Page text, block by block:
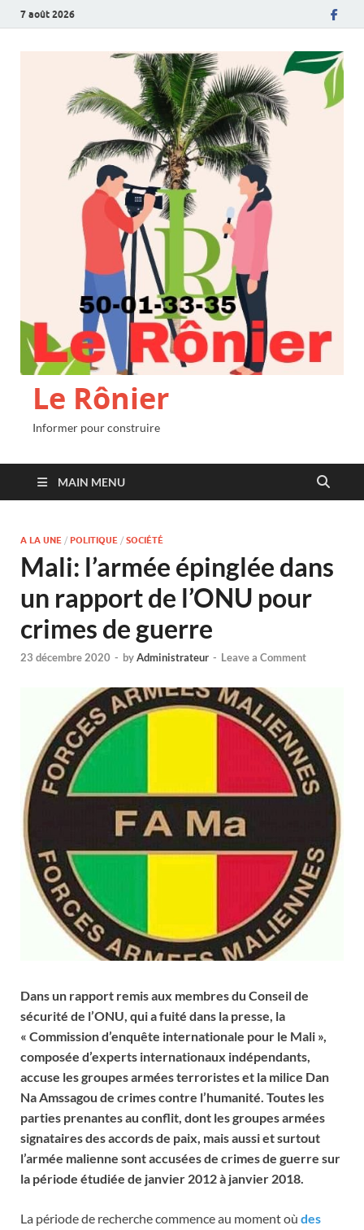
7 août 2026
Le Rônier
Informer pour construire
MAIN MENU
A LA UNE / POLITIQUE / SOCIÉTÉ
Mali: l’armée épinglée dans
un rapport de l’ONU pour
crimes de guerre
23 décembre 2020 - byAdministrateur - Leave a Comment
Dans un rapport remis aux membres du Conseil de
sécurité de l’ONU, qui a fuité dans la presse, la
« Commission d’enquête internationale pour le Mali »,
composée d’experts internationaux indépendants,
accuse les groupes armées terroristes et la milice Dan
Na Amssagou de crimes contre l’humanité. Toutes les
parties prenantes au conflit, dont les groupes armées
signataires des accords de paix, mais aussi et surtout
l’armée malienne sont accusées de crimes de guerre sur
la période étudiée de janvier 2012 à janvier 2018.
La période de recherche commence au moment où des